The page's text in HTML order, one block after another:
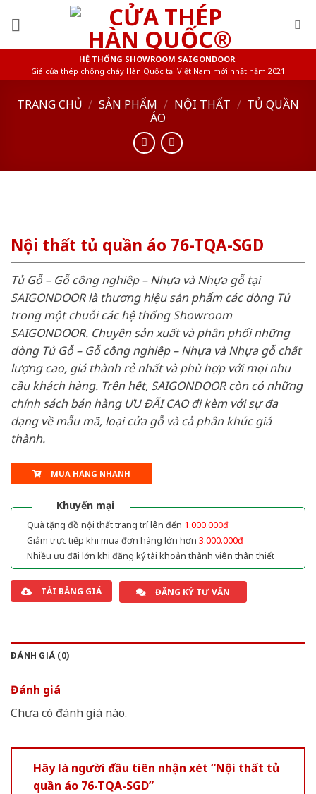
HỆ THỐNG SHOWROOM SAIGONDOOR
Giá cửa thép chống cháy Hàn Quốc tại Việt Nam mới nhất năm 2021
TRANG CHỦ / SẢN PHẨM / NỘI THẤT / TỦ QUẦN
ÁO
Nội thất tủ quần áo 76-TQA-SGD
Tủ Gỗ – Gỗ công nghiêp – Nhựa và Nhựa gỗ tại
SAIGONDOOR là thương hiệu sản phẩm các dòng Tủ
trong một chuỗi các hệ thống Showroom
SAIGONDOOR. Chuyên sản xuất và phân phối những
dòng Tủ Gỗ – Gỗ công nghiêp – Nhựa và Nhựa gỗ chất
lượng cao, giá thành rẻ nhất và phù hợp với mọi nhu
cầu khách hàng. Trên hết, SAIGONDOOR còn có những
chính sách bán hàng ƯU ĐÃI CAO đi kèm với sự đa
dạng về mẫu mã, loại cửa gỗ và cả phân khúc giá
thành.
MUA HÀNG NHANH
Khuyến mại
Quà tặng đồ nội thất trang trí lên đến 1.000.000đ
Giảm trực tiếp khi mua đơn hàng lớn hơn 3.000.000đ
Nhiều ưu đãi lớn khi đăng ký tài khoản thành viên thân thiết
TẢI BẢNG GIÁ ĐĂNG KÝ TƯ VẤN
ĐÁNH GIÁ (0)
Đánh giá
Chưa có đánh giá nào.
Hãy là người đầu tiên nhận xét “Nội thất tủ
quần áo 76-TQA-SGD”